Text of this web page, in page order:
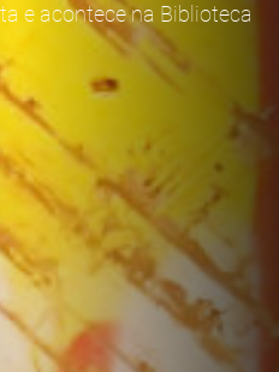
e acontece na Biblioteca